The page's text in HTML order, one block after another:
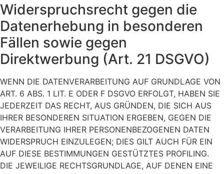
Widerspruchsrecht gegen die
Datenerhebung in besonderen
Fällen sowie gegen
Direktwerbung (Art. 21 DSGVO)
WENN DIE DATENVERARBEITUNG AUF GRUNDLAGE VON
ART. 6 ABS. 1 LIT. E ODER F DSGVO ERFOLGT, HABEN SIE
JEDERZEIT DAS RECHT, AUS GRÜNDEN, DIE SICH AUS
IHRER BESONDEREN SITUATION ERGEBEN, GEGEN DIE
VERARBEITUNG IHRER PERSONENBEZOGENEN DATEN
WIDERSPRUCH EINZULEGEN; DIES GILT AUCH FÜR EIN
AUF DIESE BESTIMMUNGEN GESTÜTZTES PROFILING.
DIE JEWEILIGE RECHTSGRUNDLAGE, AUF DENEN EINE